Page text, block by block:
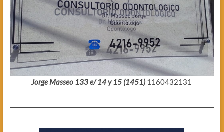
Jorge Masseo 133 e/ 14 y 15 (1451) 1160432131